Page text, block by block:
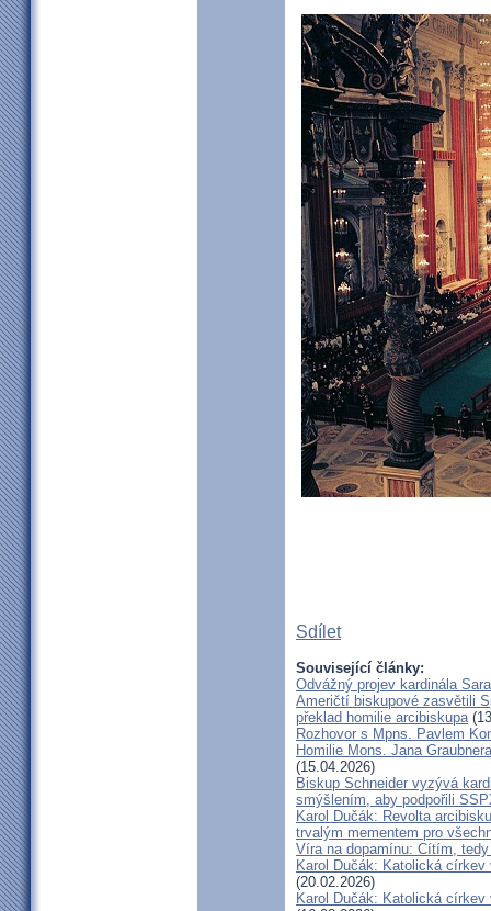
Sdílet
Související články:
Odvážný projev kardinála
Američtí biskupové zasvětili
překlad homilie arcibiskupa
Rozhovor s Mpns. Pavlem
Homilie Mons. Jana
(15.04.2026)
Biskup Schneider vyzývá
smýšlením, aby podpořili
Karol Dučák: Revolta
trvalým mementem pro
Víra na dopamínu: Cítím,
Karol Dučák: Katolická
(20.02.2026)
Karol Dučák: Katolická